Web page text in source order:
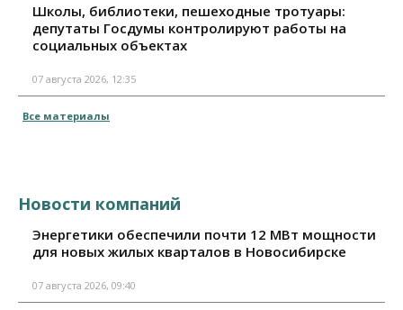
Школы, библиотеки, пешеходные тротуары:
депутаты Госдумы контролируют работы на
социальных объектах
07 августа 2026, 12:35
Все материалы
Новости компаний
Энергетики обеспечили почти 12 МВт мощности
для новых жилых кварталов в Новосибирске
07 августа 2026, 09:40